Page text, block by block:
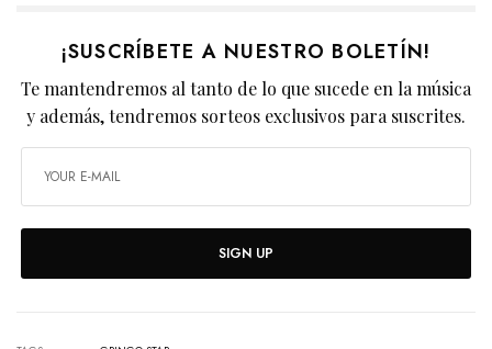
¡SUSCRÍBETE A NUESTRO BOLETÍN!
Te mantendremos al tanto de lo que sucede en la música
y además, tendremos sorteos exclusivos para suscrites.
SIGN UP